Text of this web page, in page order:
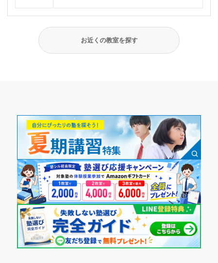
お近くの教室を探す